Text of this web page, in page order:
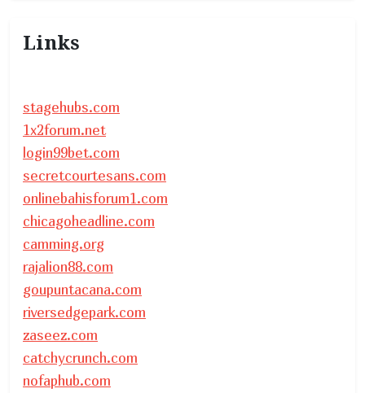
Links
stagehubs.com
1x2forum.net
login99bet.com
secretcourtesans.com
onlinebahisforum1.com
chicagoheadline.com
camming.org
rajalion88.com
goupuntacana.com
riversedgepark.com
zaseez.com
catchycrunch.com
nofaphub.com